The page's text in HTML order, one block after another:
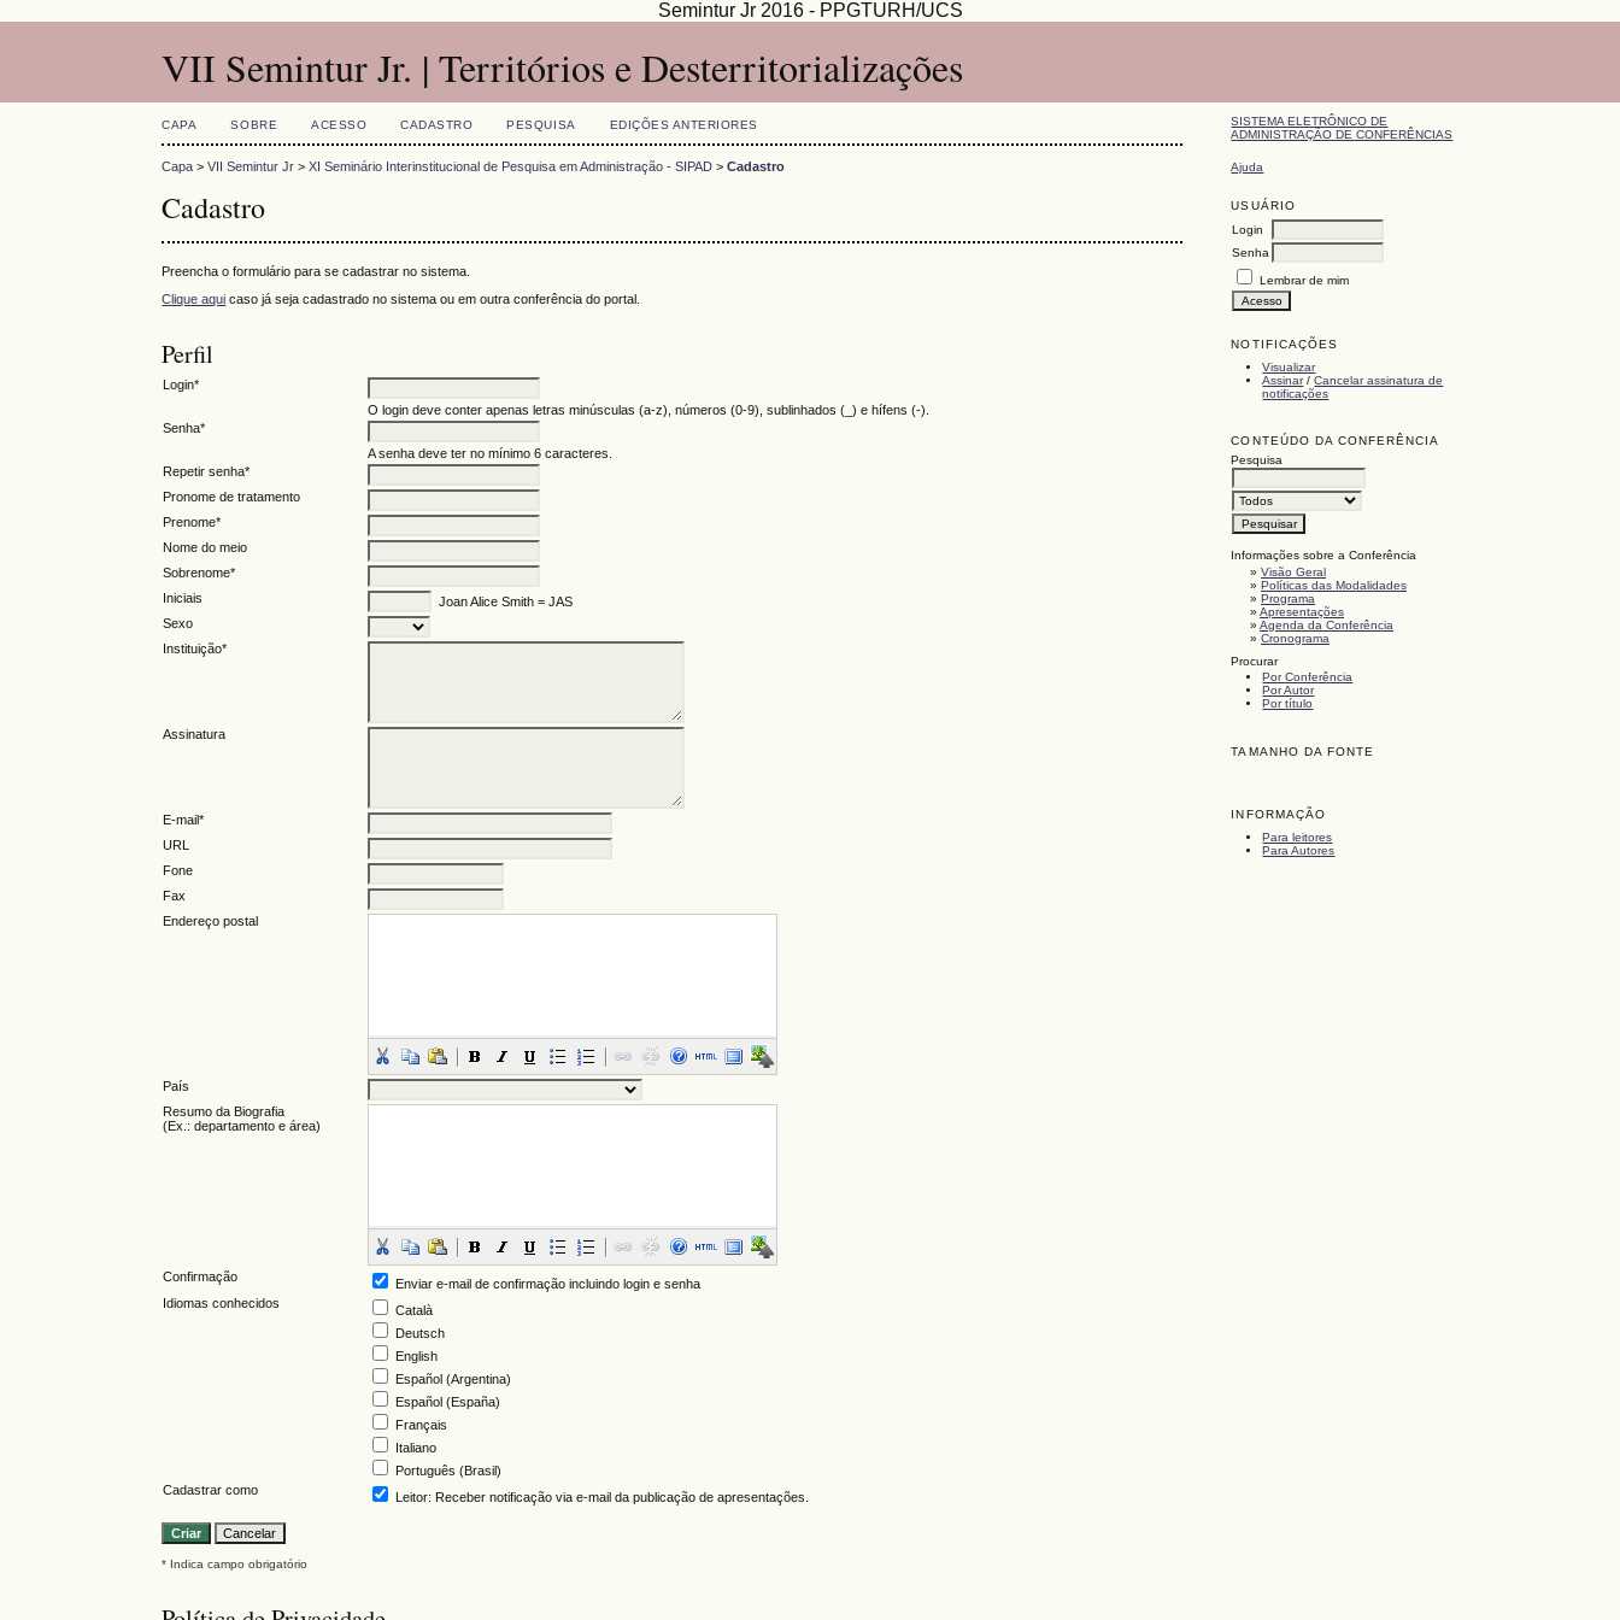
Semintur Jr 2016 - PPGTURH/UCS
VII Semintur Jr. | Territórios e Desterritorializações
SISTEMA ELETRÔNICO DE
ADMINISTRAÇÃO DE CONFERÊNCIAS
Ajuda
USUÁRIO
Login
Senha
Lembrar de mim
NOTIFICAÇÕES
Visualizar
Assinar/Cancelar assinatura de
notificações
CONTEÚDO DA CONFERÊNCIA
Pesquisa
Informações sobre a Conferência
»Visão Geral
»Políticas das Modalidades
»Programa
»Apresentações
»Agenda da Conferência
»Cronograma
Procurar
Por Conferência
Por Autor
Por título
TAMANHO DA FONTE
INFORMAÇÃO
Para leitores
Para Autores
CAPA SOBRE ACESSO CADASTRO PESQUISA EDIÇÕES ANTERIORES
Capa >VII Semintur Jr >XI Seminário Interinstitucional de Pesquisa em Administração - SIPAD >Cadastro
Cadastro
Preencha o formulário para se cadastrar no sistema.
Clique aqui caso já seja cadastrado no sistema ou em outra conferência do portal.
Perfil
Login*
O login deve conter apenas letras minúsculas (a-z), números (0-9), sublinhados (_) e hífens (-).
Senha*
A senha deve ter no mínimo 6 caracteres.
Repetir senha*
Pronome de tratamento
Prenome*
Nome do meio
Sobrenome*
Iniciais
Joan Alice Smith = JAS
Sexo
Instituição*
Assinatura
E-mail*
URL
Fone
Fax
Endereço postal
País
Resumo da Biografia
(Ex.: departamento e área)
Confirmação
Enviar e-mail de confirmação incluindo login e senha
Idiomas conhecidos
Català
Deutsch
English
Español (Argentina)
Español (España)
Français
Italiano
Português (Brasil)
Cadastrar como
Leitor: Receber notificação via e-mail da publicação de apresentações.
* Indica campo obrigatório